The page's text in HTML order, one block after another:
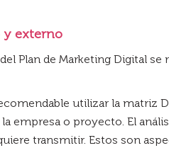
y externo
Plan de Marketing Digital se
utilizar la matriz
empresa o proyecto. El
transmitir. Estos son